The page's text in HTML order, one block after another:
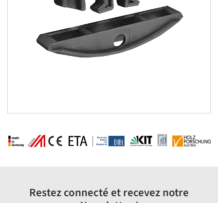
Restez connecté et recevez notre